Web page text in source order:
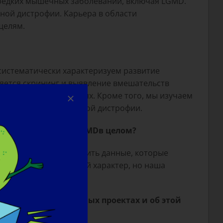
дистрофии. Карьера в области
характеризуем развитие
скрининг и выявление вмешательств
этих заболеваниях. Кроме того, мы изучаем
испытаниях мышечной дистрофии.
LGMD или MDв целом?
Мы хотим получить данные, которые
носят научный характер, но наша
на терапию.
(ваших собственных проектах и об этой